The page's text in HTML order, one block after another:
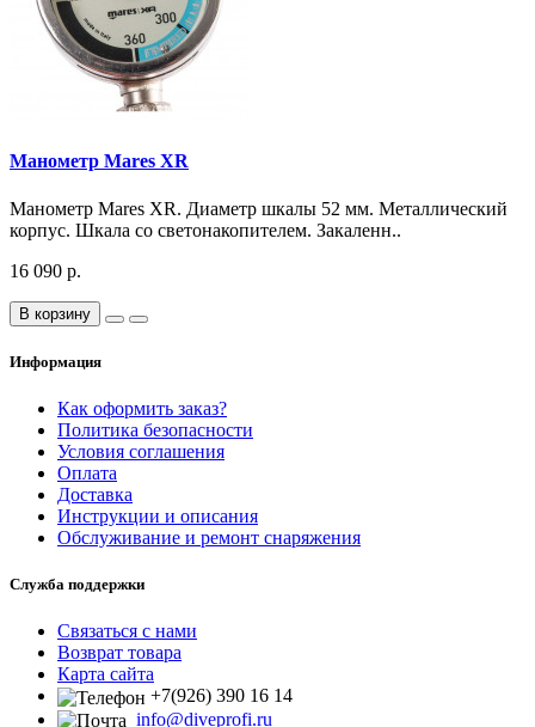
Манометр Mares XR
Манометр Mares XR. Диаметр шкалы 52 мм. Металлический
корпус. Шкала со светонакопителем. Закаленн..
16 090 р.
В корзину
Информация
Как оформить заказ?
Политика безопасности
Условия соглашения
Оплата
Доставка
Инструкции и описания
Обслуживание и ремонт снаряжения
Служба поддержки
Связаться с нами
Возврат товара
Карта сайта
+7(926) 390 16 14
info@diveprofi.ru